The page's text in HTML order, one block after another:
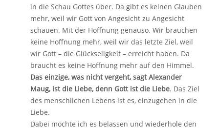
in die Schau Gottes über. Da gibt es keinen Glauben
mehr, weil wir Gott von Angesicht zu Angesicht
schauen. Mit der Hoffnung genauso. Wir brauchen
keine Hoffnung mehr, weil wir das letzte Ziel, weil
wir Gott – die Glückseligkeit – erreicht haben. Da
braucht es keine Hoffnung mehr auf den Himmel.
Das einzige, was nicht vergeht, sagt Alexander
Maug, ist die Liebe, denn Gott ist die Liebe. Das Ziel
des menschlichen Lebens ist es, einzugehen in die
Liebe.
Dabei möchte ich es belassen und wiederhole den